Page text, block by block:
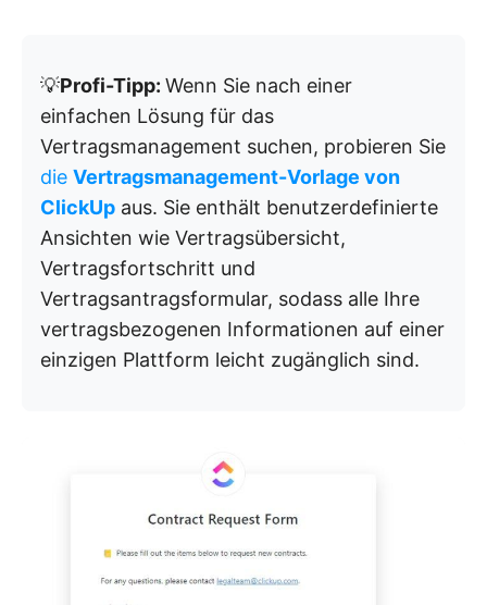
💡Profi-Tipp: Wenn Sie nach einer
einfachen Lösung für das
Vertragsmanagement suchen, probieren Sie
die Vertragsmanagement-Vorlage von
ClickUp aus. Sie enthält benutzerdefinierte
Ansichten wie Vertragsübersicht,
Vertragsfortschritt und
Vertragsantragsformular, sodass alle Ihre
vertragsbezogenen Informationen auf einer
einzigen Plattform leicht zugänglich sind.